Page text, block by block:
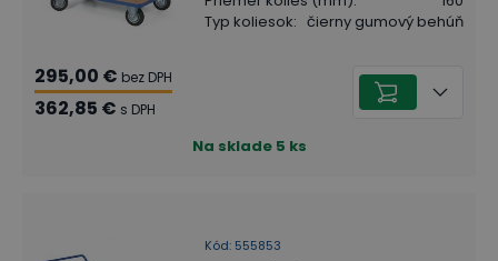
Typ koliesok: čierny gumový behúň
295,00 € bez DPH
362,85 € s DPH
Na sklade 5 ks
Kód: 555853